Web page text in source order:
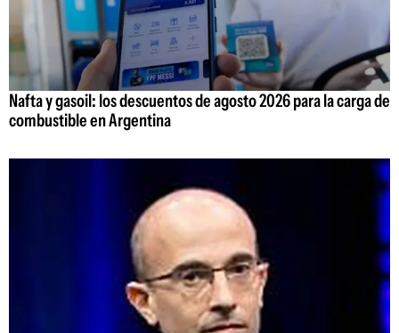
Nafta y gasoil: los descuentos de agosto 2026 para la carga de
combustible en Argentina